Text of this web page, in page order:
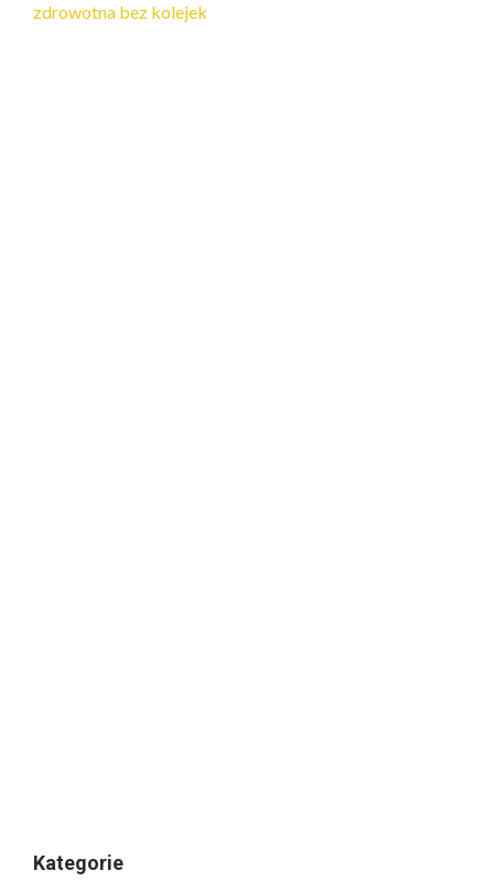
zdrowotna bez kolejek
Kategorie